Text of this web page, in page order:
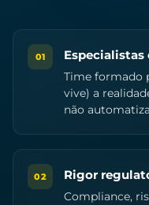
01 Especialistas
Time formado
vive) a
não
02 Rigor
Compliance,